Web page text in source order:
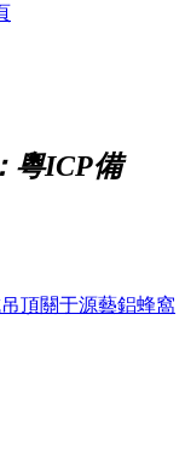
粵ICP備
頂關于源藝鋁蜂窩